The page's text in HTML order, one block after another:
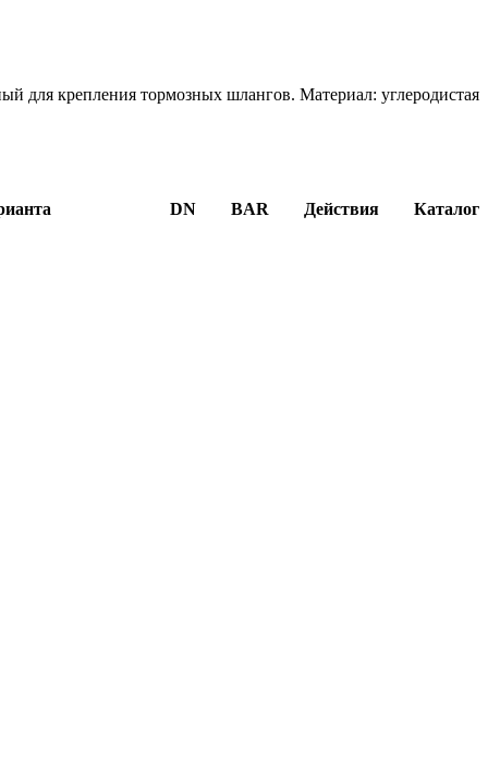
для крепления тормозных шлангов. Материал: углеродистая
DN BAR Действия Каталог